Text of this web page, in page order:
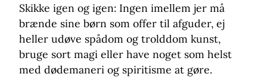
Skikke igen og igen: Ingen imellem jer må
brænde sine børn som offer til afguder, ej
heller udøve spådom og trolddom kunst,
bruge sort magi eller have noget som helst
med dødemaneri og spiritisme at gøre.